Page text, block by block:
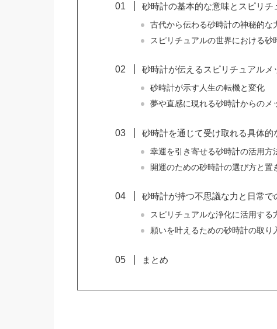
砂時計の基本的な意味とスピリチ
古代から伝わる砂時計の神秘的な
スピリチュアルの世界における砂
砂時計が伝えるスピリチュアルメ
砂時計が示す人生の転機と変化
夢や直感に現れる砂時計からのメ
砂時計を通じて受け取れる具体的
幸運を引き寄せる砂時計の活用方
開運のための砂時計の選び方と置
砂時計が持つ不思議な力と日常で
スピリチュアルな浄化に活用する
願いを叶えるための砂時計の取り
まとめ